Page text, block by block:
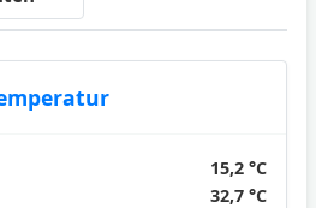
15,2 °C
32,7 °C